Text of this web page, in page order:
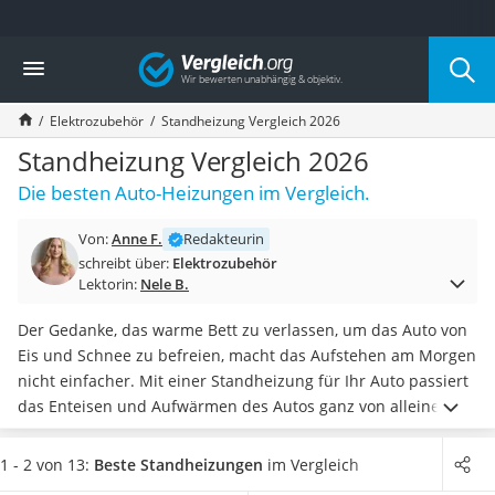
Die beliebtesten Vergleiche nach Kategorie
Auto & Motor
Fahrradträger-Anhängerkupplung (4 Fahrräder)
Fahrradträger
Fahrradträger (Anhängerkupplung)
Fahrradträger 3 Fahrräder
Benzinkanister (20 l)
Fahrradträger E-Bike
Benzinkanister
Wagenheber 3t
AGM-Batterie Wohnmobil
Thule-Fahrradträger
FM-Transmitter
Sommerreifen 205/55 R16
Autobatterie-Ladegerät
Vergleich
Elektrozubehör Standheizung Vergleich 2026
Standheizung Vergleich 2026
Die besten Auto-Heizungen im Vergleich.
Von:Anne F.
Redakteurin
schreibt über: Elektrozubehör
Lektorin: Nele B.
Der Gedanke, das warme Bett zu verlassen, um das Auto von
Eis und Schnee zu befreien, macht das Aufstehen am Morgen
nicht einfacher. Mit einer Standheizung für Ihr Auto passiert
das Enteisen und Aufwärmen des Autos ganz von alleine.
Einefest installierte Standheizung wärmt sogar den Motor
vor, sodass Sie Ihr Auto nicht mehr kalt starten müssen
und
1 - 2 von 13: Beste Standheizungen im Vergleich